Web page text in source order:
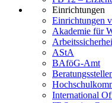
Einrichtungen
Einrichtungen
Akademie für
AStA
BAföG-Amt
International